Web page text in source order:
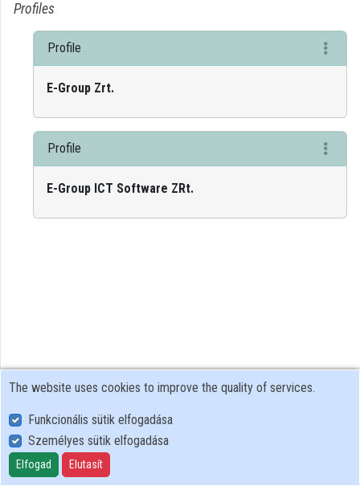
Categories
Organization playlists
Profiles
Profile
E-Group Zrt.
Profile
E-Group ICT Software ZRt.
User Policy
Adatkezelési tájékoztató (en)
Cookie Policy
The website uses cookies to improve the quality of services.
Funkcionális sütik elfogadása
Személyes sütik elfogadása
Elfogad Elutasít